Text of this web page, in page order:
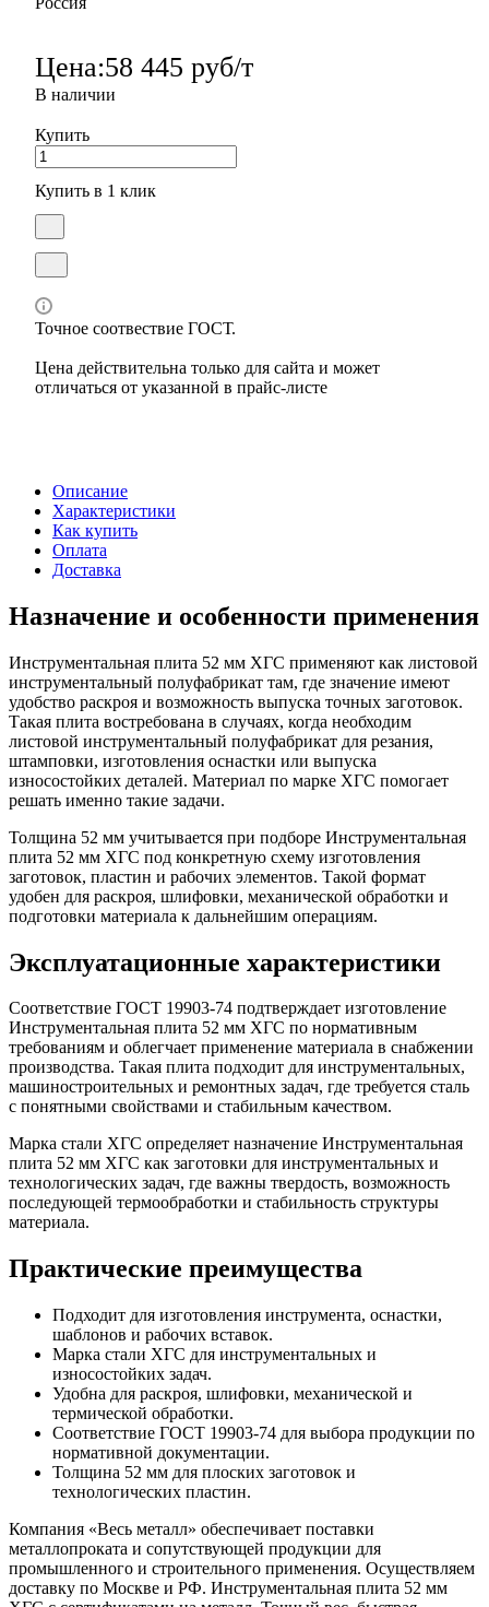
Цена:58 445 руб/т
В наличии
Купить
Купить в 1 клик
Точное соотвествие ГОСТ.
Цена действительна только для сайта и может
отличаться от указанной в прайс-листе
Описание
Характеристики
Как купить
Оплата
Доставка
Назначение и особенности применения
Инструментальная плита 52 мм ХГС применяют как листовой
инструментальный полуфабрикат там, где значение имеют
удобство раскроя и возможность выпуска точных заготовок.
Такая плита востребована в случаях, когда необходим
листовой инструментальный полуфабрикат для резания,
штамповки, изготовления оснастки или выпуска
износостойких деталей. Материал по марке ХГС помогает
решать именно такие задачи.
Толщина 52 мм учитывается при подборе Инструментальная
плита 52 мм ХГС под конкретную схему изготовления
заготовок, пластин и рабочих элементов. Такой формат
удобен для раскроя, шлифовки, механической обработки и
подготовки материала к дальнейшим операциям.
Эксплуатационные характеристики
Соответствие ГОСТ 19903-74 подтверждает изготовление
Инструментальная плита 52 мм ХГС по нормативным
требованиям и облегчает применение материала в снабжении
производства. Такая плита подходит для инструментальных,
машиностроительных и ремонтных задач, где требуется сталь
с понятными свойствами и стабильным качеством.
Марка стали ХГС определяет назначение Инструментальная
плита 52 мм ХГС как заготовки для инструментальных и
технологических задач, где важны твердость, возможность
последующей термообработки и стабильность структуры
материала.
Практические преимущества
Подходит для изготовления инструмента, оснастки,
шаблонов и рабочих вставок.
Марка стали ХГС для инструментальных и
износостойких задач.
Удобна для раскроя, шлифовки, механической и
термической обработки.
Соответствие ГОСТ 19903-74 для выбора продукции по
нормативной документации.
Толщина 52 мм для плоских заготовок и
технологических пластин.
Компания «Весь металл» обеспечивает поставки
металлопроката и сопутствующей продукции для
промышленного и строительного применения. Осуществляем
доставку по Москве и РФ. Инструментальная плита 52 мм